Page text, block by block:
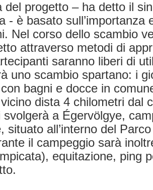
del progetto – ha detto il
- è basato sull’importanza
Nel corso dello scambio
attraverso metodi di
saranno liberi di
uno scambio spartano: i
bagni e docce in
dista 4 chilometri dal
svolgerà a Égervölgye,
situato all’interno del
il campeggio sarà
equitazione, ping